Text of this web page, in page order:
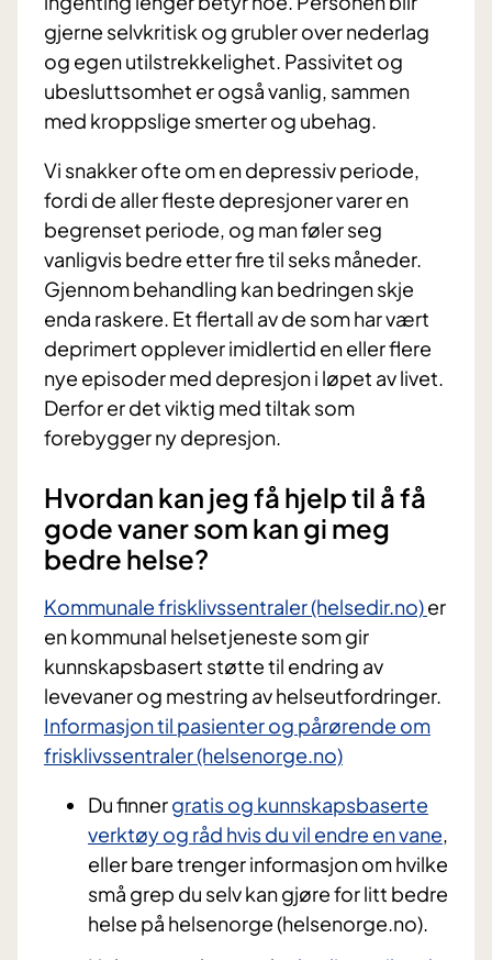
gjerne selvkritisk og grubler over nederlag
og egen utilstrekkelighet. Passivitet og
ubesluttsomhet er også vanlig, sammen
med kroppslige smerter og ubehag.
Vi snakker ofte om en depressiv periode,
fordi de aller fleste depresjoner varer en
begrenset periode, og man føler seg
vanligvis bedre etter fire til seks måneder.
Gjennom behandling kan bedringen skje
enda raskere. Et flertall av de som har vært
deprimert opplever imidlertid en eller flere
nye episoder med depresjon i løpet av livet.
Derfor er det viktig med tiltak som
forebygger ny depresjon.
Hvordan kan jeg få hjelp til å få
gode vaner som kan gi meg
bedre helse?
Kommunale frisklivssentraler (helsedir.no)er
en kommunal helsetjeneste som gir
kunnskapsbasert støtte til endring av
levevaner og mestring av helseutfordringer.
Informasjon til pasienter og pårørende om
frisklivssentraler (helsenorge.no)
Du finnergratis og kunnskapsbaserte
verktøy og råd hvis du vil endre en vane,
eller bare trenger informasjon om hvilke
små grep du selv kan gjøre for litt bedre
helse på helsenorge (helsenorge.no).